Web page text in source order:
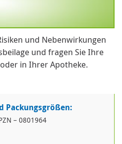
und Nebenwirkungen
und fragen Sie Ihre
in Ihrer Apotheke.
Packungsgrößen:
– 0801964